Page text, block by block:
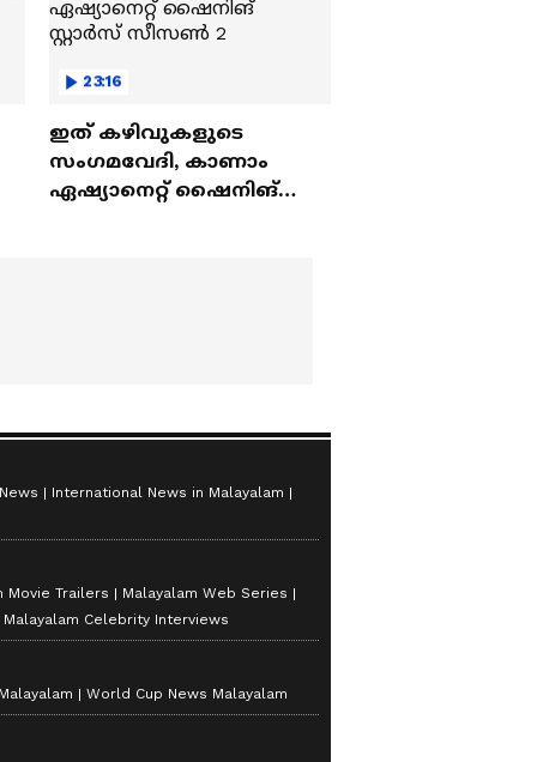
23:16
ഇത് കഴിവുകളുടെ
സംഗമവേദി, കാണാം
ഏഷ്യാനെറ്റ് ഷൈനിങ്
International News in Malayalam
Movie Trailers
Malayalam Web Series
Malayalam Celebrity Interviews
World Cup News Malayalam